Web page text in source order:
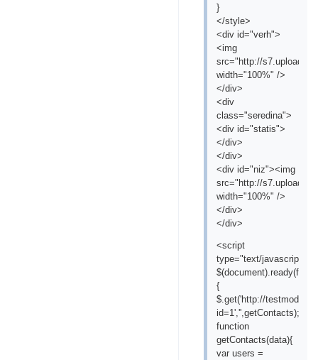
}
</style>
<div id="verh">
<img
src="http://
width="100%" />
</div>
<div
class="seredina">
<div id="statis">
</div>
</div>
<div id="niz"><img
src="http://
width="100%" />
</div>
</div>
<script
type="text/javascript">
{
$.get('http://
id=1','',getContacts);
function
getContacts(data){
var users =